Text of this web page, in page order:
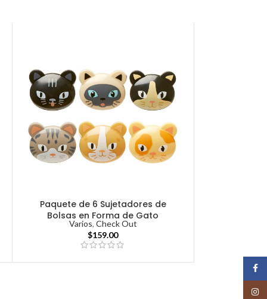
Paquete de 6 Sujetadores de
Bolsas en Forma de Gato
Varios, Check Out
$159.00